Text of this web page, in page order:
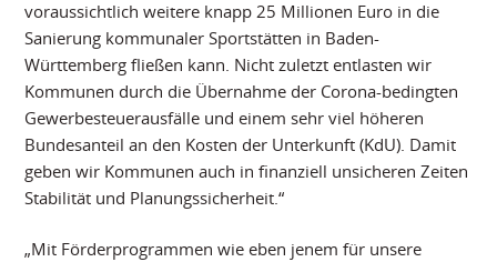
voraussichtlich weitere knapp 25 Millionen Euro in die
Sanierung kommunaler Sportstätten in Baden-
Württemberg fließen kann. Nicht zuletzt entlasten wir
Kommunen durch die Übernahme der Corona-bedingten
Gewerbesteuerausfälle und einem sehr viel höheren
Bundesanteil an den Kosten der Unterkunft (KdU). Damit
geben wir Kommunen auch in finanziell unsicheren Zeiten
Stabilität und Planungssicherheit.“
„Mit Förderprogrammen wie eben jenem für unsere